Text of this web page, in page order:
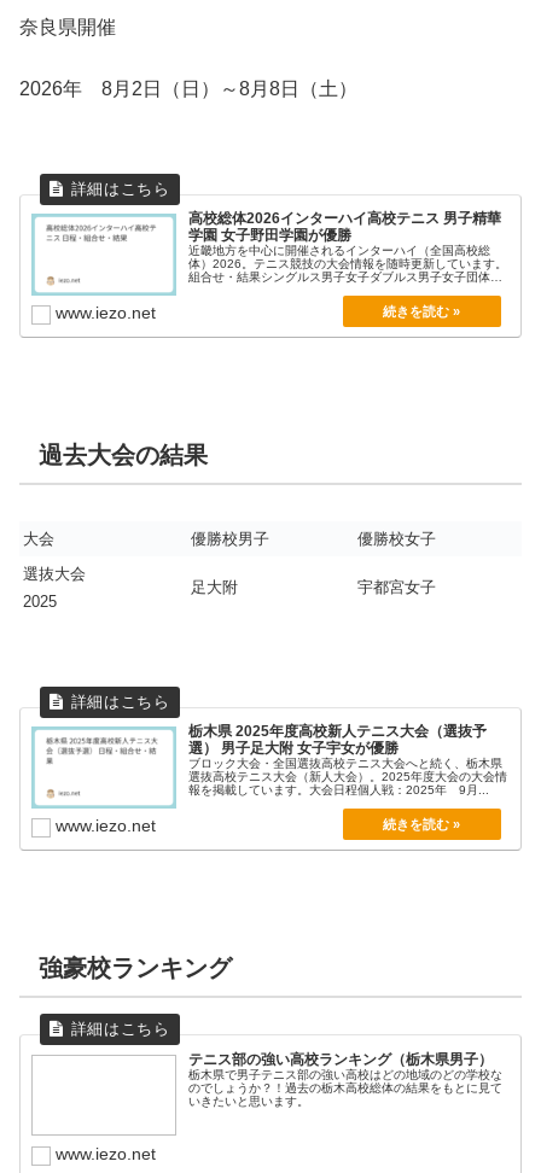
奈良県開催
2026年 8月2日（日）～8月8日（土）
高校総体2026インターハイ高校テニス 男子精華
学園 女子野田学園が優勝
近畿地方を中心に開催されるインターハイ（全国高校総
体）2026。テニス競技の大会情報を随時更新しています。
組合せ・結果シングルス男子女子ダブルス男子女子団体戦
www.iezo.net
過去大会の結果
大会 優勝校男子
優勝校女子
選抜大会
2025
足大附 宇都宮女子
栃木県 2025年度高校新人テニス大会（選抜予
選） 男子足大附 女子宇女が優勝
ブロック大会・全国選抜高校テニス大会へと続く、栃木県
選抜高校テニス大会（新人大会）。2025年度大会の大会情
報を掲載しています。大会日程個人戦：2025年 9月...
www.iezo.net
強豪校ランキング
テニス部の強い高校ランキング（栃木県男子）
栃木県で男子テニス部の強い高校はどの地域のどの学校な
のでしょうか？！過去の栃木高校総体の結果をもとに見て
いきたいと思います。
www.iezo.net